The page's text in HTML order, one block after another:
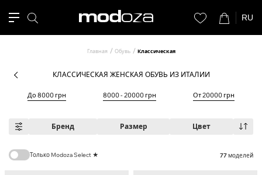
RU
Главная Обувь Классическая
КЛАССИЧЕСКАЯ ЖЕНСКАЯ ОБУВЬ ИЗ ИТАЛИИ
До 8000 грн 8000 - 20000 грн От 20000 грн
Бренд Размер Цвет
Только Modoza Select ★ 77моделей